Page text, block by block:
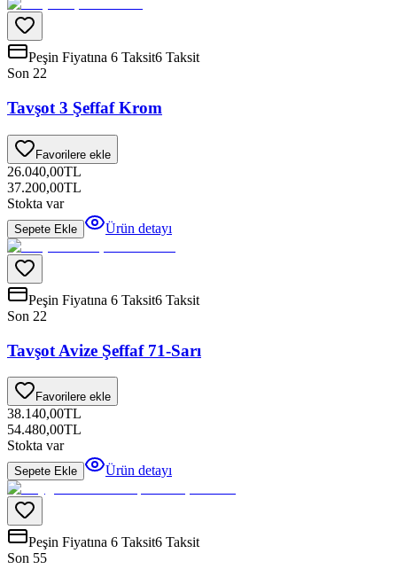
Peşin Fiyatına 6 Taksit6 Taksit
Son 22
Tavşot 3 Şeffaf Krom
Favorilere ekle
26.040,00TL
37.200,00TL
Stokta var
Sepete Ekle Ürün detayı
Peşin Fiyatına 6 Taksit6 Taksit
Son 22
Tavşot Avize Şeffaf 71-Sarı
Favorilere ekle
38.140,00TL
54.480,00TL
Stokta var
Sepete Ekle Ürün detayı
Peşin Fiyatına 6 Taksit6 Taksit
Son 55